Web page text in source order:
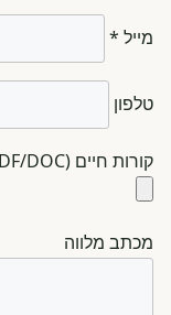
מייל *
טלפון
קורות חיים (PDF/DOC עד 5MB)
מכתב מלווה